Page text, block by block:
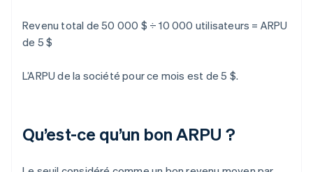
Revenu total de 50 000 $ ÷ 10 000 utilisateurs = ARPU
de 5 $
L’ARPU de la société pour ce mois est de 5 $.
Qu’est-ce qu’un bon ARPU ?